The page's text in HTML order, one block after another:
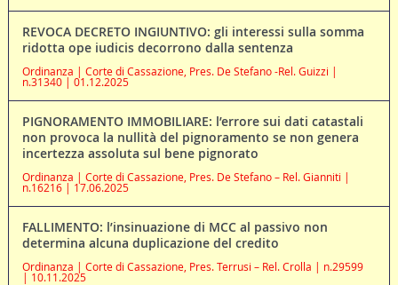
REVOCA DECRETO INGIUNTIVO: gli interessi sulla somma
ridotta ope iudicis decorrono dalla sentenza
Ordinanza | Corte di Cassazione, Pres. De Stefano -Rel. Guizzi |
n.31340 | 01.12.2025
PIGNORAMENTO IMMOBILIARE: l’errore sui dati catastali
non provoca la nullità del pignoramento se non genera
incertezza assoluta sul bene pignorato
Ordinanza | Corte di Cassazione, Pres. De Stefano – Rel. Gianniti |
n.16216 | 17.06.2025
FALLIMENTO: l’insinuazione di MCC al passivo non
determina alcuna duplicazione del credito
Ordinanza | Corte di Cassazione, Pres. Terrusi – Rel. Crolla | n.29599
| 10.11.2025